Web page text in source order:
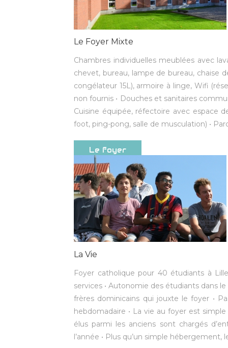
Le Foyer Mixte
Chambres individuelles meublées avec
chevet, bureau, lampe de bureau, chaise
congélateur 15L), armoire à linge, Wifi
non fournis • Douches et sanitaires
Cuisine équipée, réfectoire avec espace
foot, ping-pong, salle de musculation) •
Le foyer
La Vie
Foyer catholique pour 40 étudiants à
services • Autonomie des étudiants dans
frères dominicains qui jouxte le foyer •
hebdomadaire • La vie au foyer est
élus parmi les anciens sont chargés
l’année • Plus qu’un simple hébergement,